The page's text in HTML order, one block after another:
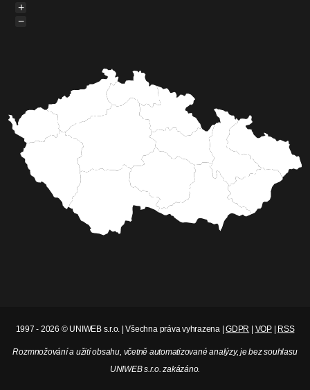
+
−
1997 - 2026 © UNIWEB s.r.o. | Všechna práva vyhrazena |GDPR | VOP| RSS
Rozmnožování a užití obsahu, včetně automatizované analýzy, je bez souhlasu
UNIWEB s.r.o. zakázáno.